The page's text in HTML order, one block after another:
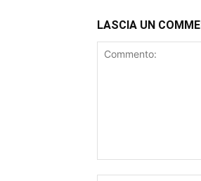
LASCIA UN